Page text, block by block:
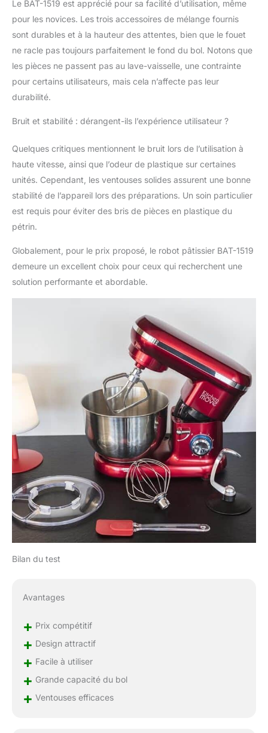
changer et faciles à
laver Rapide et stable:
Robot pâtissier avec un
bouton de 6 vitesses +
rapide à mélanger Il est
très stable grâce aux
repose fermement sur
votre plan de travail et
ne glisse pas même à
Silencieux : Robot
pâtissier multifonction
DB Système de
verrouillage Protection
et agréable pour
pâtisser Alimentation :
220-240V AC 50/60Hz
Idéal pour mélanger
une pâte à pizza une
pâte feuilletée ou une
pâte brisée Parfait pour
fouetter une
mayonnaise de la
chantilly ou des blancs
en neige Ou bien
encore pétrir une pâte
à pizza une pâte levée
Mixez hacher mélanger
fouettez préparez à
vous de jouer !
Le BAT-1519 est apprécié pour sa facilité d’utilisation, même
pour les novices. Les trois accessoires de mélange fournis
sont durables et à la hauteur des attentes, bien que le fouet
ne racle pas toujours parfaitement le fond du bol. Notons que
les pièces ne passent pas au lave-vaisselle, une contrainte
pour certains utilisateurs, mais cela n’affecte pas leur
durabilité.
Bruit et stabilité : dérangent-ils l’expérience utilisateur ?
Quelques critiques mentionnent le bruit lors de l’utilisation à
haute vitesse, ainsi que l’odeur de plastique sur certaines
unités. Cependant, les ventouses solides assurent une bonne
stabilité de l’appareil lors des préparations. Un soin particulier
est requis pour éviter des bris de pièces en plastique du
pétrin.
Globalement, pour le prix proposé, le robot pâtissier BAT-1519
demeure un excellent choix pour ceux qui recherchent une
solution performante et abordable.
Bilan du test
Avantages
+ Prix compétitif
+ Design attractif
+ Facile à utiliser
+ Grande capacité du bol
+ Ventouses efficaces